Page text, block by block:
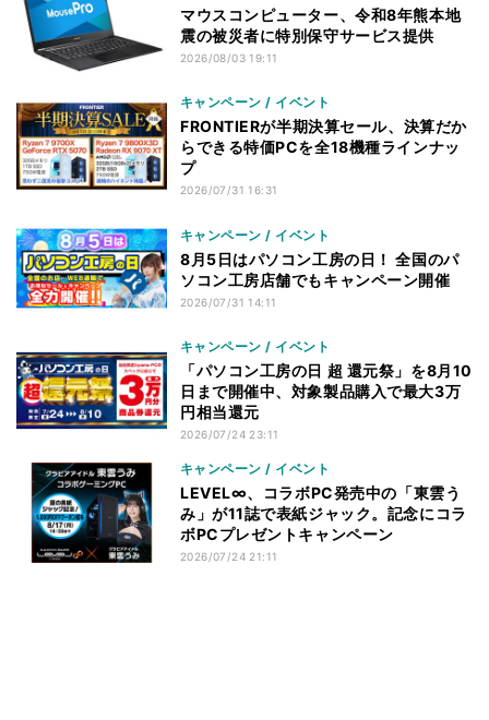
マウスコンピューター、令和8年熊本地
震の被災者に特別保守サービス提供
2026/08/03 19:11
キャンペーン / イベント
FRONTIERが半期決算セール、決算だか
らできる特価PCを全18機種ラインナッ
プ
2026/07/31 16:31
キャンペーン / イベント
8月5日はパソコン工房の日！ 全国のパ
ソコン工房店舗でもキャンペーン開催
2026/07/31 14:11
キャンペーン / イベント
「パソコン工房の日 超 還元祭」を8月10
日まで開催中、対象製品購入で最大3万
円相当還元
2026/07/24 23:11
キャンペーン / イベント
LEVEL∞、コラボPC発売中の「東雲う
み」が11誌で表紙ジャック。記念にコラ
ボPCプレゼントキャンペーン
2026/07/24 21:11